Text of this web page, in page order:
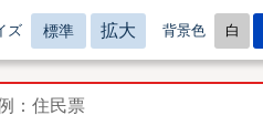
ズ 標準 拡大 背景色 白